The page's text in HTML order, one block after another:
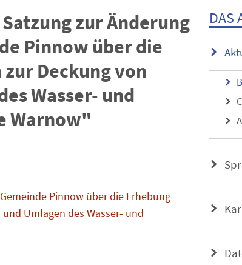
zur Änderung
Pinnow über die
Deckung von
Wasser- und
Warnow"
Pinnow über die Erhebung
Umlagen des Wasser- und
DAS